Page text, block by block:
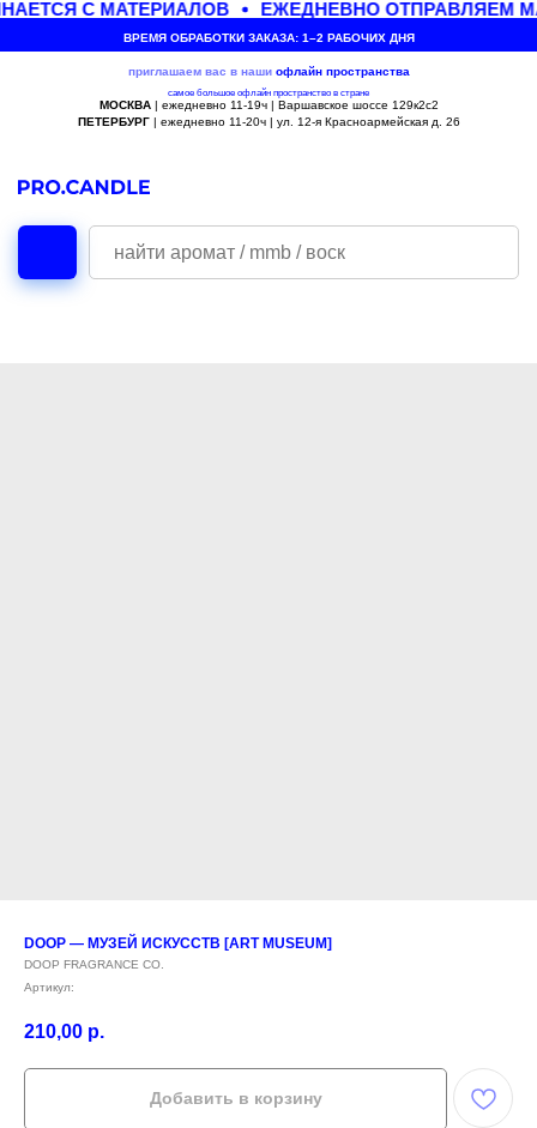
С МАТЕРИАЛОВ ЕЖЕДНЕВНО ОТПРАВЛЯЕМ
ВРЕМЯ ОБРАБОТКИ ЗАКАЗА: 1–2 РАБОЧИХ ДНЯ
приглашаем вас в наши офлайн пространства
самое большое офлайн пространство в стране
МОСКВА| ежедневно 11-19ч | Варшавское шоссе 129к2с2
ПЕТЕРБУРГ| ежедневно 11-20ч | ул. 12-я Красноармейская д. 26
DOOP — МУЗЕЙ ИСКУССТВ [ART MUSEUM]
DOOP FRAGRANCE CO.
Артикул:
210,00 р.
Добавить в корзину